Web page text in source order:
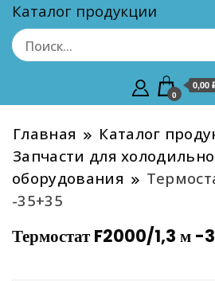
Каталог продукции
0
0,00
Главная
Каталог
Запчасти для
оборудования
-35+35
Термостат F2000/1,3 м -